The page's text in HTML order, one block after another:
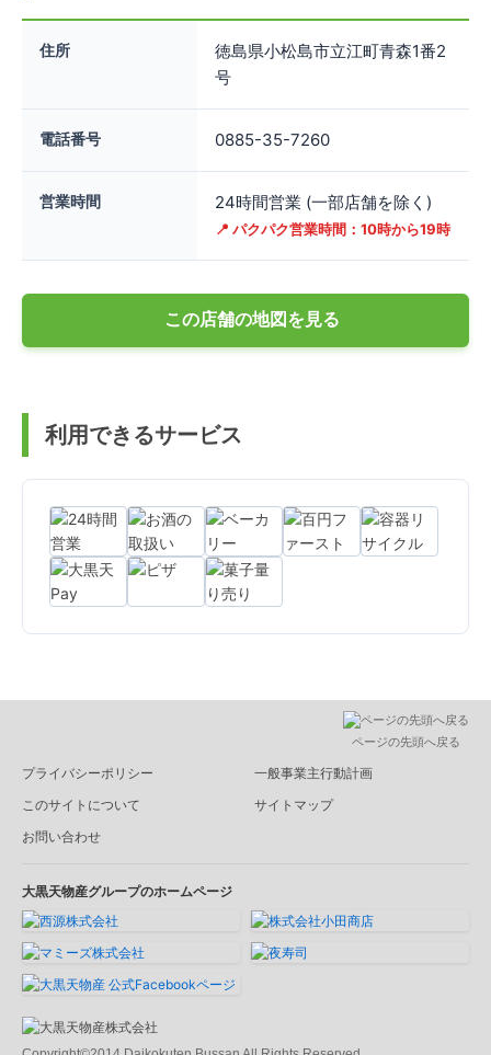
住所
徳島県小松島市立江町青森1番2
号
電話番号 0885-35-7260
営業時間 24時間営業 (一部店舗を除く)
📍 パクパク営業時間：10時から19時
この店舗の地図を見る
利用できるサービス
ページの先頭へ戻る
プライバシーポリシー
一般事業主行動計画
このサイトについて
サイトマップ
お問い合わせ
大黒天物産グループのホームページ